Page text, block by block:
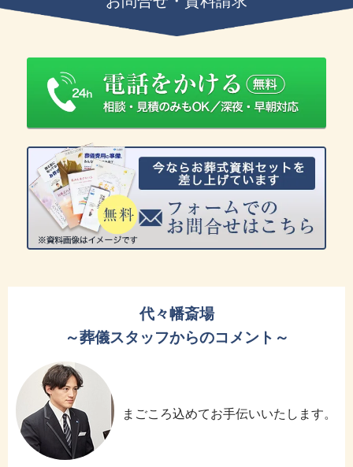
代々幡斎場
～葬儀スタッフからのコメント～
まごころ込めてお手伝いいたします。